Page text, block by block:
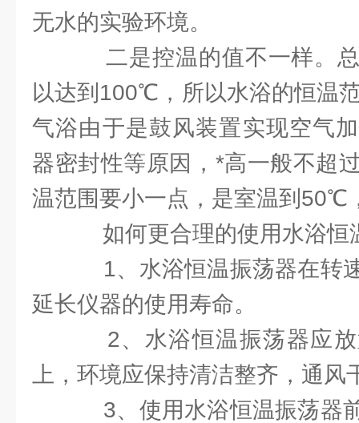
无水的实验环境。
二是控温的值不一样。
以达到100℃，所以水浴的恒温
气浴由于是鼓风装置实现空气
器密封性等原因，*高一般不超
温范围要小一点，是室温到50℃
如何更合理的使用水浴恒
1、水浴恒温振荡器在转
延长仪器的使用寿命。
2、水浴恒温振荡器应放
上，环境应保持清洁整齐，通
3、使用水浴恒温振荡器